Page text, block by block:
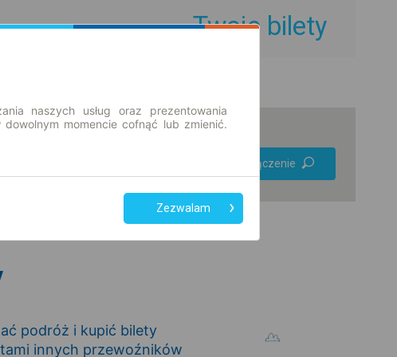
Twoje bilety
Tylko bilet online
Znajdź połączenie
podróż i kupić bilety
innych przewoźników
naszych usług oraz prezentowania
momencie cofnąć lub zmienić.
Zezwalam